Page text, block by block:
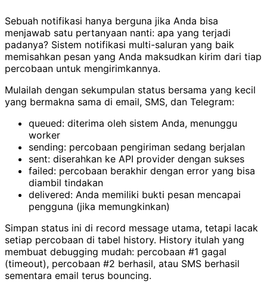
Sebuah notifikasi hanya berguna jika Anda bisa
menjawab satu pertanyaan nanti: apa yang terjadi
padanya? Sistem notifikasi multi-saluran yang baik
memisahkan pesan yang Anda maksudkan kirim dari tiap
percobaan untuk mengirimkannya.
Mulailah dengan sekumpulan status bersama yang kecil
yang bermakna sama di email, SMS, dan Telegram:
queued: diterima oleh sistem Anda, menunggu
worker
sending: percobaan pengiriman sedang berjalan
sent: diserahkan ke API provider dengan sukses
failed: percobaan berakhir dengan error yang bisa
diambil tindakan
delivered: Anda memiliki bukti pesan mencapai
pengguna (jika memungkinkan)
Simpan status ini di record message utama, tetapi lacak
setiap percobaan di tabel history. History itulah yang
membuat debugging mudah: percobaan #1 gagal
(timeout), percobaan #2 berhasil, atau SMS berhasil
sementara email terus bouncing.